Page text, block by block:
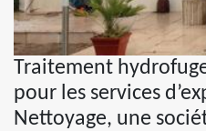
Traitement
pour les services
Nettoyage, une